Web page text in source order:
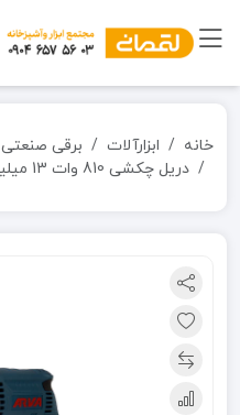
خانه ابزارآلات
برقی صنعتی
دریل چکشی 810 وات 13 میلیمتر مدل 5322 آروا ARVA